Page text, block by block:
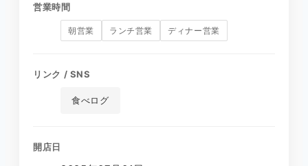
営業時間
朝営業 ランチ営業 ディナー営業
リンク / SNS
食べログ
開店日